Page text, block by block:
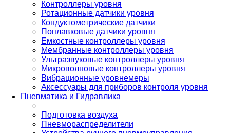
Контроллеры уровня
Ротационные датчики уровня
Кондуктометрические датчики
Поплавковые датчики уровня
Емкостные контроллеры уровня
Мембранные контроллеры уровня
Ультразвуковые контроллеры уровня
Микроволновые контроллеры уровня
Вибрационные уровнемеры
Аксессуары для приборов контроля уровня
Пневматика и Гидравлика
Подготовка воздуха
Пневмораспределители